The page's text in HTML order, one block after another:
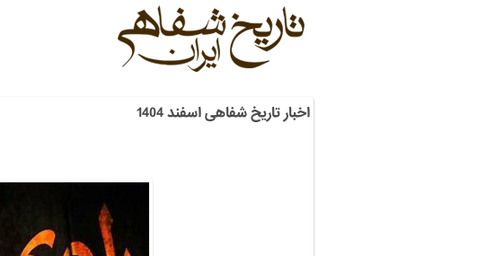
اخبار تاریخ شفاهی اسفند 1404